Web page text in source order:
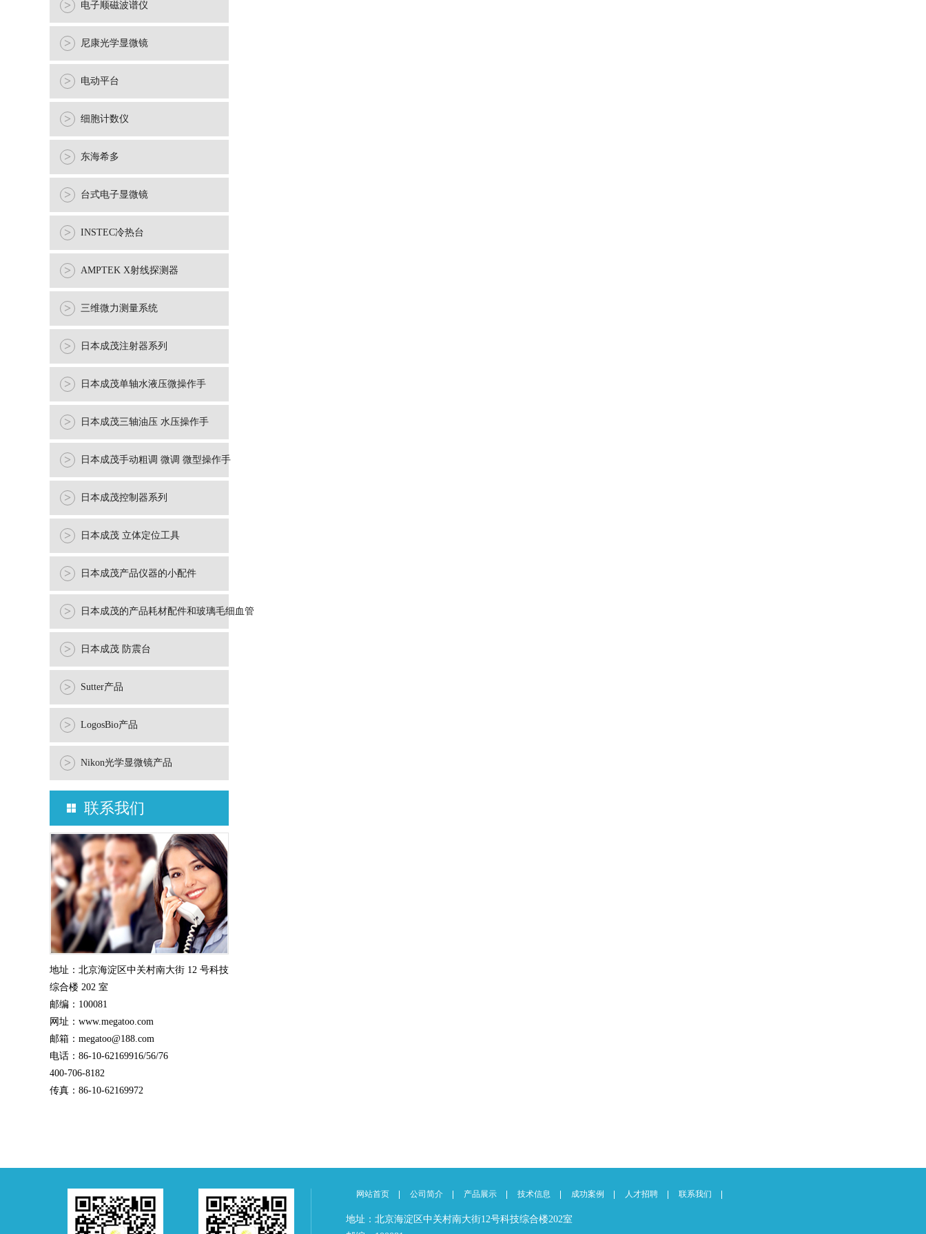
> 电子顺磁波谱仪
> 尼康光学显微镜
> 电动平台
> 细胞计数仪
> 东海希多
> 台式电子显微镜
> INSTEC冷热台
> AMPTEK X射线探测器
> 三维微力测量系统
> 日本成茂注射器系列
> 日本成茂单轴水液压微操作手
> 日本成茂三轴油压 水压操作手
> 日本成茂手动粗调 微调 微型操作手
> 日本成茂控制器系列
> 日本成茂 立体定位工具
> 日本成茂产品仪器的小配件
> 日本成茂的产品耗材配件和玻璃毛细血管
> 日本成茂 防震台
> Sutter产品
> LogosBio产品
> Nikon光学显微镜产品
联系我们
地址：北京海淀区中关村南大街 12 号科技
综合楼 202 室
邮编：100081
网址：www.megatoo.com
邮箱：megatoo@188.com
电话：86-10-62169916/56/76
400-706-8182
传真：86-10-62169972
网站首页 公司简介 产品展示 技术信息 成功案例 人才招聘 联系我们
地址：北京海淀区中关村南大街12号科技综合楼202室